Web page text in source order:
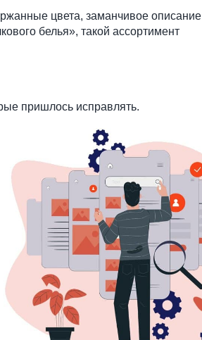
цвета, заманчивое описание
белья», такой ассортимент
пришлось исправлять.